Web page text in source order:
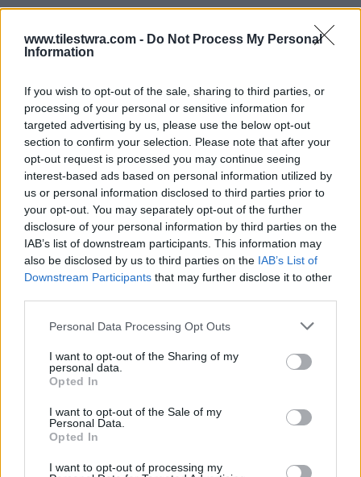
www.tilestwra.com - Do Not Process My Personal
Information
If you wish to opt-out of the sale, sharing to third parties, or
processing of your personal or sensitive information for
targeted advertising by us, please use the below opt-out
section to confirm your selection. Please note that after your
opt-out request is processed you may continue seeing
interest-based ads based on personal information utilized by
us or personal information disclosed to third parties prior to
your opt-out. You may separately opt-out of the further
disclosure of your personal information by third parties on the
IAB’s list of downstream participants. This information may
also be disclosed by us to third parties on the IAB’s List of
Downstream Participants that may further disclose it to other
Personal Data Processing Opt Outs
I want to opt-out of the Sharing of my
personal data.
Opted In
I want to opt-out of the Sale of my
Personal Data.
Opted In
I want to opt-out of processing my
Έτσι έπρεπε να ένιωθαν οι Έλληνες με τους
μαυραγορίτες και τους καταδότες στην Κατοχή,
το ίδιο που πρέπει να νιώθουμε σήμερα με τη
πλειοψηφία των σημερινών δημοσιογράφων
που παριστάνουν τους μ@λ@κες και
εκνευρίζονται ψεύτικα με τον σταθμάρχη που
κράτους, δεν μπήκε μόνος του, δεν μπήκε
ατελώς, μπήκε επιτελώς. Ποιανού πλάτες είχε
60 χρονών άνθρωπος να βρεθεί σε αυτή τη